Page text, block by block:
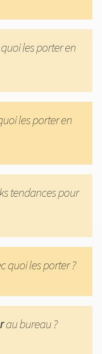
les porter en
les porter en
tendances pour
quoi les porter ?
au bureau ?